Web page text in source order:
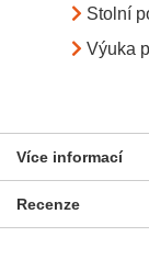
Stolní
Výuka
Více informací
Recenze